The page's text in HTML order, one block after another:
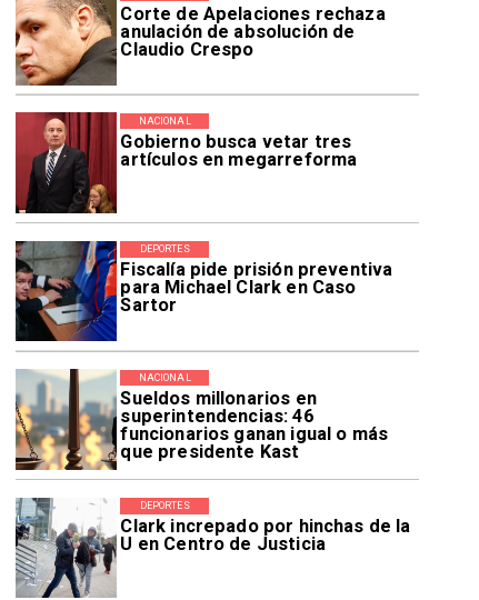
Corte de Apelaciones rechaza
anulación de absolución de
Claudio Crespo
Gobierno busca vetar tres
artículos en megarreforma
NACIONAL
Fiscalía pide prisión preventiva
para Michael Clark en Caso
Sartor
DEPORTES
Sueldos millonarios en
superintendencias: 46
funcionarios ganan igual o más
que presidente Kast
NACIONAL
Clark increpado por hinchas de la
U en Centro de Justicia
DEPORTES